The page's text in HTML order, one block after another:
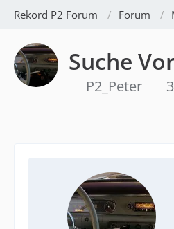
Rekord P2 Forum Forum
Suche
P2_Peter